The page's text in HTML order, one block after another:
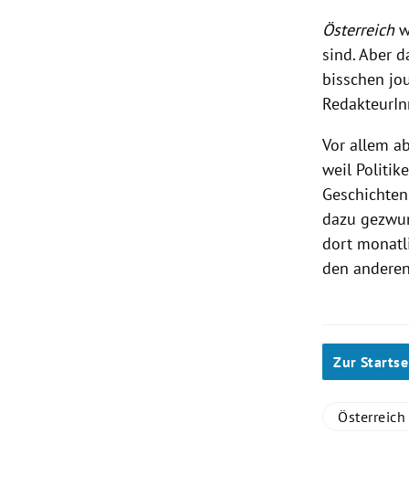
Österreich
sind. Aber
bisschen
Vor allem
weil
dazu
dort
den
Zur
Österreich